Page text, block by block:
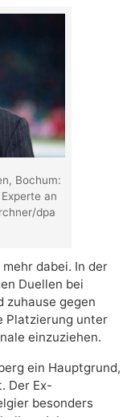
Bochum:
an
dpa
dabei. In der
Duellen bei
zuhause gegen
Platzierung unter
einzuziehen.
ein Hauptgrund,
Der Ex-
besonders